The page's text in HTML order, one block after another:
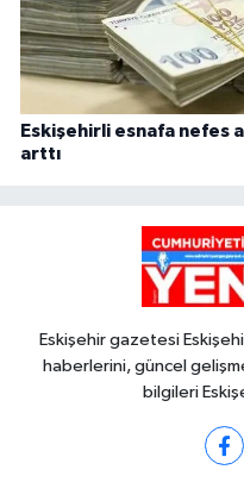
Eskişehirli esnafa nefes
arttı
Eskişehir gazetesi
haberlerini, güncel
bilgileri